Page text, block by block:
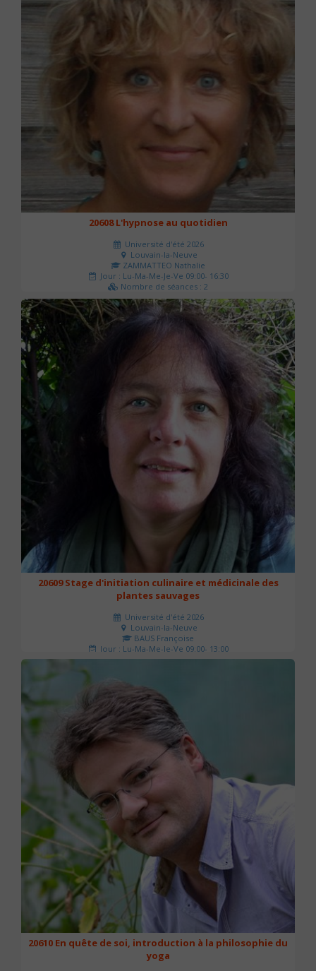
20608 L'hypnose au quotidien
Université d'été 2026
Louvain-la-Neuve
ZAMMATTEO Nathalie
Jour : Lu-Ma-Me-Je-Ve 09:00- 16:30
Nombre de séances : 2
140 €
20609 Stage d'initiation culinaire et médicinale des
plantes sauvages
Université d'été 2026
Louvain-la-Neuve
BAUS Françoise
Jour : Lu-Ma-Me-Je-Ve 09:00- 13:00
Nombre de séances : 3
20610 En quête de soi, introduction à la philosophie du
yoga